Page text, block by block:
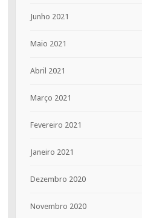
Junho 2021
Maio 2021
Abril 2021
Março 2021
Fevereiro 2021
Janeiro 2021
Dezembro 2020
Novembro 2020